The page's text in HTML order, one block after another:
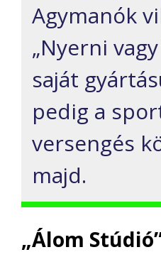
Agymanók
„Nyerni
saját
pedig a
versengés
majd.
„Álom